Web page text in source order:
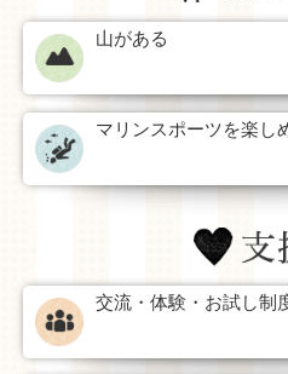
山がある
マリンスポーツを楽し
交流・体験・お試し制